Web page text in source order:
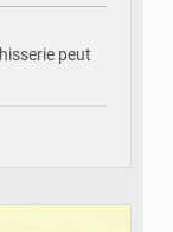
peut